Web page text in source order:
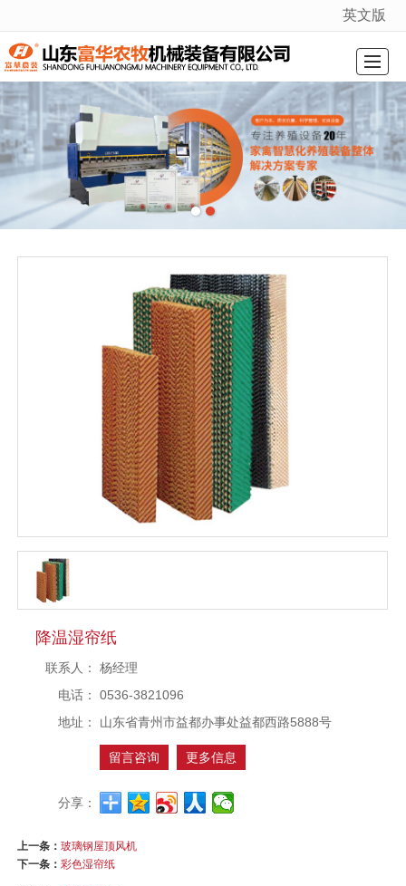
很遗憾，因您的浏览器版本过低导致无法获得最佳浏览体验，推荐下载安装谷歌浏览器！
英文版
关于我们 产品展示 厂景厂貌 新闻动态 资质证书 在线留言 联系我们
降温湿帘纸
联系人：
杨经理
电话：
0536-3821096
地址：
山东省青州市益都办事处益都西路5888号
留言咨询 更多信息
分享：
上一条：玻璃钢屋顶风机
下一条：彩色湿帘纸